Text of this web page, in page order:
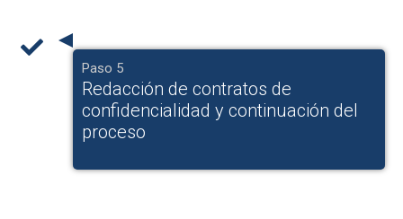
Paso 5
Redacción de contratos de
confidencialidad y continuación del
proceso